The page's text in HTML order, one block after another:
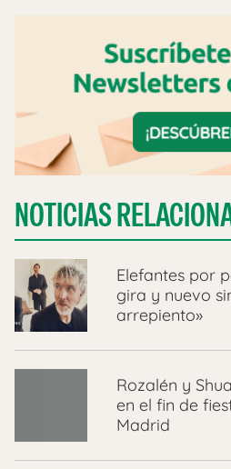
NOTICIAS
Elefantes por
gira y nuevo
arrepiento»
Rozalén y
en el fin de
Madrid